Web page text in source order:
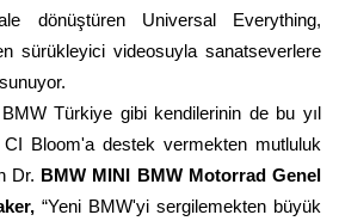
dönüştüren Universal Everything,
sürükleyici videosuyla sanatseverlere
Türkiye gibi kendilerinin de bu yıl
Bloom'a destek vermekten mutluluk
Dr. BMW MINI BMW Motorrad Genel
“Yeni BMW'yi sergilemekten büyük